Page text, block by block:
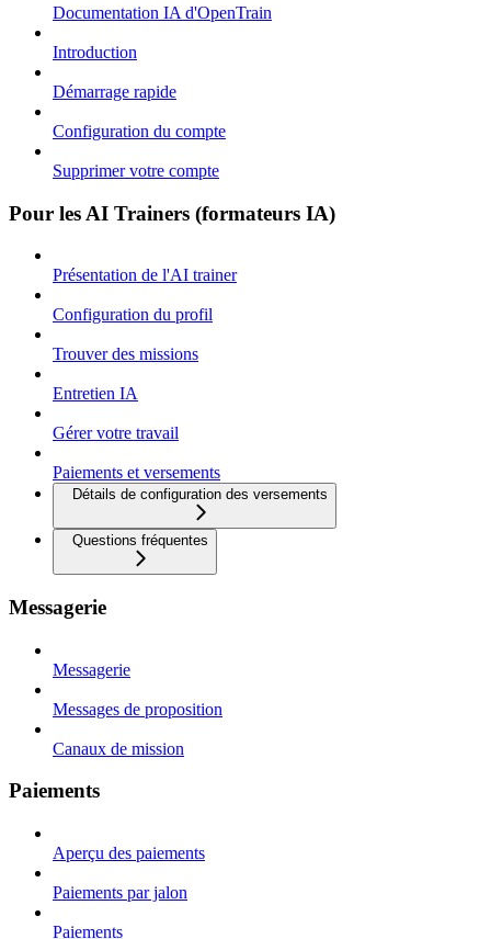
Documentation IA d'OpenTrain
Introduction
Démarrage rapide
Configuration du compte
Supprimer votre compte
Pour les AI Trainers (formateurs IA)
Présentation de l'AI trainer
Configuration du profil
Trouver des missions
Entretien IA
Gérer votre travail
Paiements et versements
Détails de configuration des versements
Questions fréquentes
Messagerie
Messagerie
Messages de proposition
Canaux de mission
Paiements
Aperçu des paiements
Paiements par jalon
Paiements